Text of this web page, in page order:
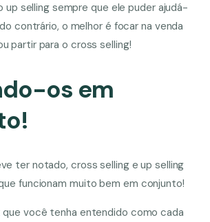
up selling sempre que ele puder ajudá-
contrário, o melhor é focar na venda
partir para o cross selling!
os em
ter notado, cross selling e up selling
funcionam muito bem em conjunto!
que você tenha entendido como cada